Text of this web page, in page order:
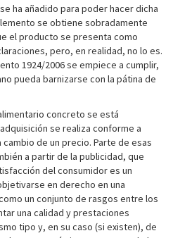
ha añadido para poder hacer dicha
se obtiene sobradamente
el producto se presenta como
pero, en realidad, no lo es.
1924/2006 se empiece a cumplir,
pueda barnizarse con la pátina de
concreto se está
se realiza conforme a
de un precio. Parte de esas
a partir de la publicidad, que
del consumidor es un
en derecho en una
un conjunto de rasgos entre los
una calidad y prestaciones
tipo y, en su caso (si existen), de